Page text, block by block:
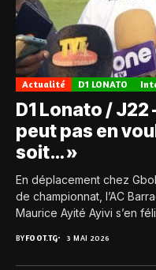
Actualité D1 LONATO
D1 Lonato / J22
peut pas en
soit… »
En déplacement chez
de championnat, l’AC
Maurice Ayité Ayivi s’en
BYFOOT.TG 3 MAI 2026